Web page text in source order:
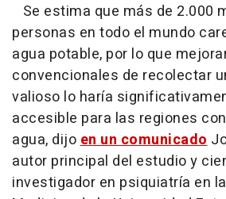
Se estima que más de 2.000
personas en todo el mundo
agua potable, por lo que
convencionales de recolectar
valioso lo haría
accesible para las regiones
agua, dijoen un comunicado
autor principal del estudio y
investigador en psiquiatría en